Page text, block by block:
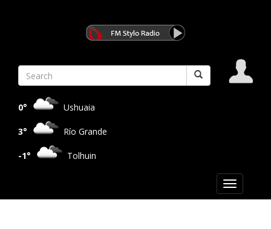
0° Ushuaia
3° Río Grande
-1° Tolhuin
Toggle
navigation